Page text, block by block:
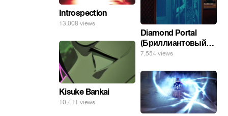
Introspection
13,008 views
Diamond Portal
(Бриллиантовый
портал). Хэлпмить
7,554 views
Kisuke Bankai
10,411 views